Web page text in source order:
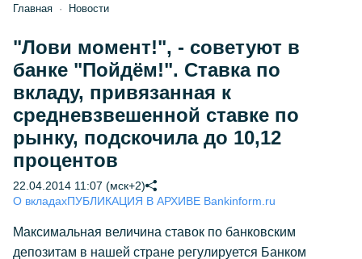
Главная Новости
"Лови момент!", - советуют в
банке "Пойдём!". Ставка по
вкладу, привязанная к
средневзвешенной ставке по
рынку, подскочила до 10,12
процентов
22.04.2014 11:07 (мск+2)
О вкладахПУБЛИКАЦИЯ В АРХИВЕ Bankinform.ru
Максимальная величина ставок по банковским
депозитам в нашей стране регулируется Банком